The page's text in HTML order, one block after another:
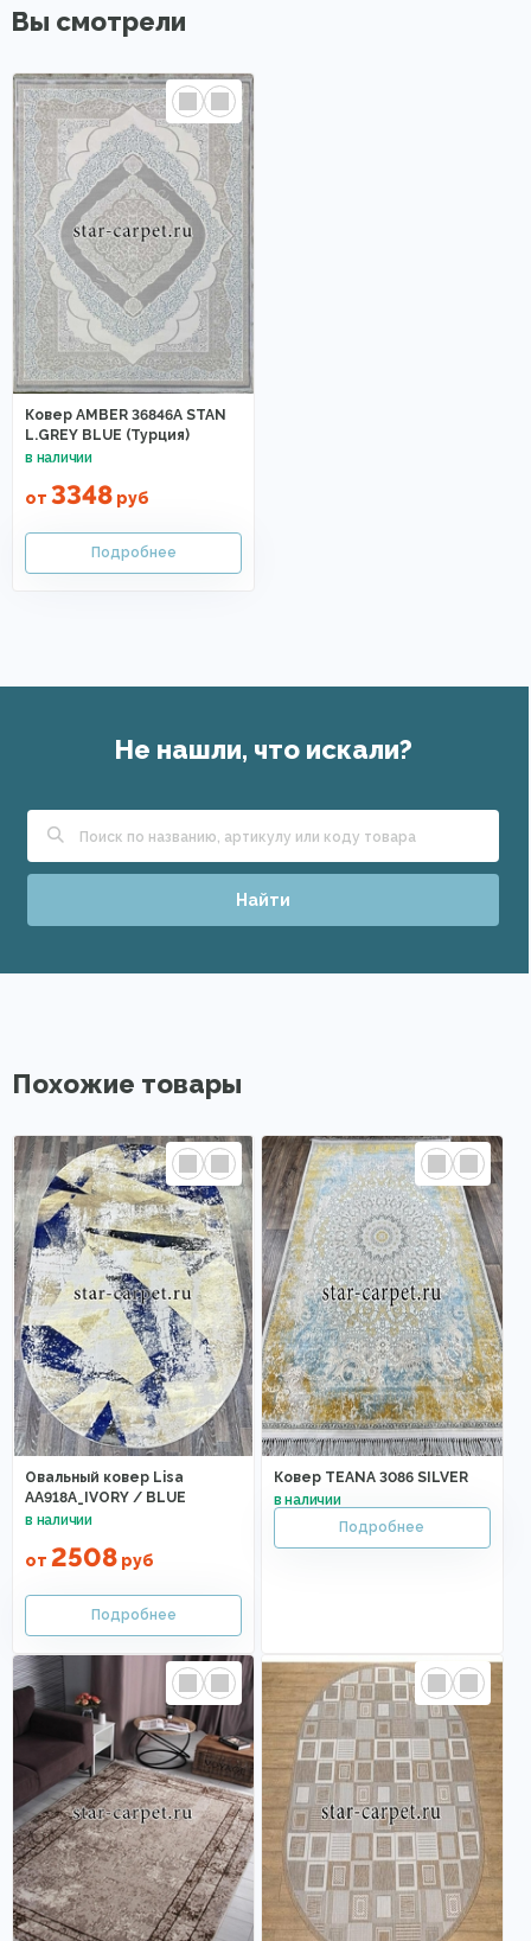
Вы смотрели
Ковер AMBER 36846A STAN
L.GREY BLUE (Турция)
от 3348 руб
Не нашли, что искали?
Найти
Похожие товары
Овальный ковер Lisa
AA918A_IVORY / BLUE
от 2508 руб
Ковер TEANA 3086 SILVER